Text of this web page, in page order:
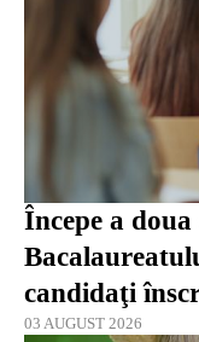
Începe a doua
candidaţi
03 AUGUST 2026